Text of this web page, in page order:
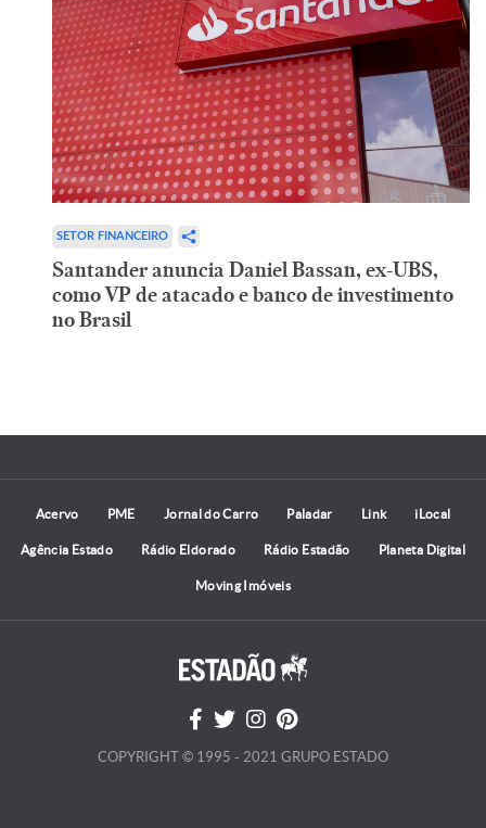
SETOR FINANCEIRO
Santander anuncia Daniel Bassan, ex-UBS,
como VP de atacado e banco de investimento
no Brasil
Acervo PME Jornal do Carro Paladar Link iLocal
Agência Estado Rádio Eldorado Rádio Estadão Planeta Digital
Moving Imóveis
COPYRIGHT © 1995 - 2021 GRUPO ESTADO